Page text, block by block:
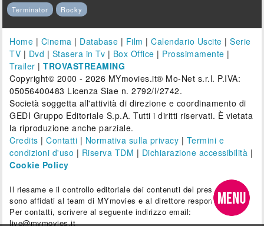
Terminator
Rocky
Home | Cinema | Database | Film |Calendario Uscite |Serie
TV | Dvd | Stasera in Tv | Box Office | Prossimamente |
Trailer |TROVASTREAMING
Copyright© 2000 - 2026 MYmovies.it® Mo-Net s.r.l. P.IVA:
05056400483 Licenza Siae n. 2792/I/2742.
Società soggetta all'attività di direzione e coordinamento di
GEDI Gruppo Editoriale S.p.A. Tutti i diritti riservati. È vietata
la riproduzione anche parziale.
Credits |Contatti | Normativa sulla privacy | Termini e
condizioni d'uso | Riserva TDM | Dichiarazione accessibilità |
Cookie Policy
Il riesame e il controllo editoriale dei contenuti del presente sito
sono affidati al team di MYmovies e al direttore responsabile.
Per contatti, scrivere al seguente indirizzo email:
live@mymovies.it